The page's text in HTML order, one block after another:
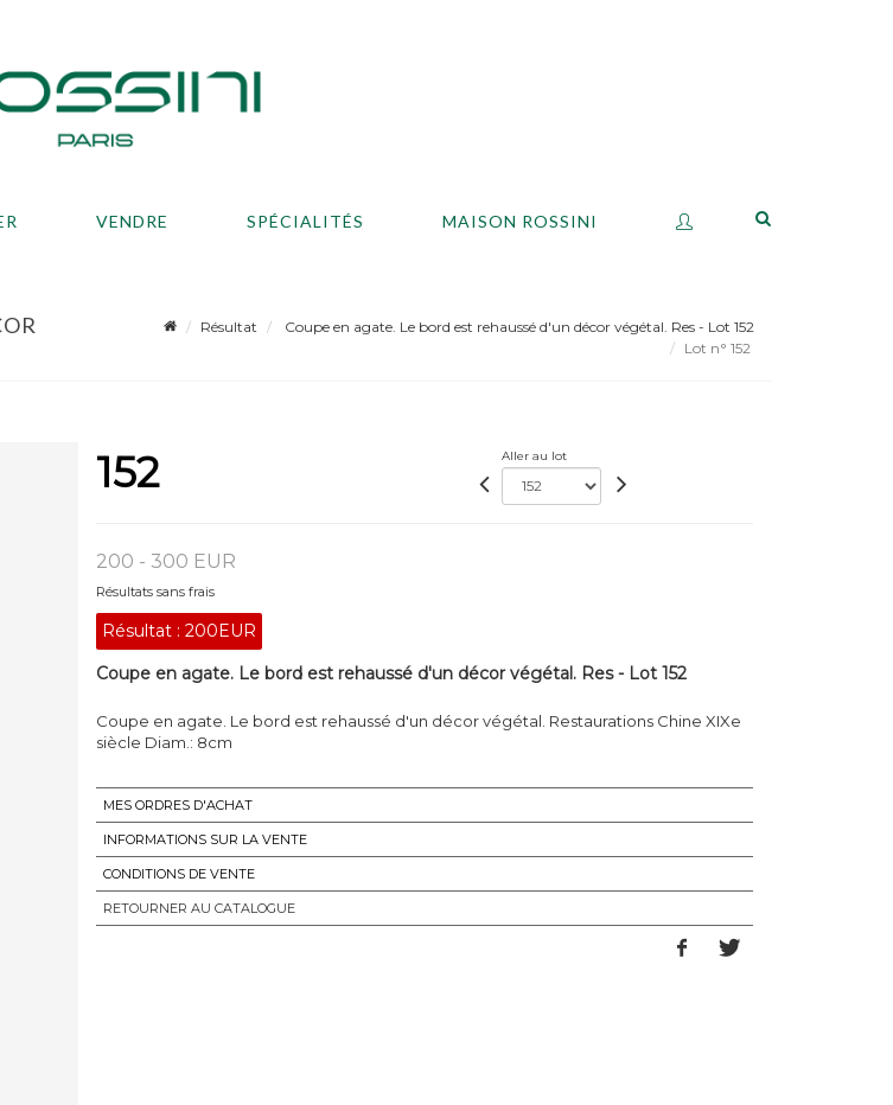
VENDRE SPÉCIALITÉS MAISON ROSSINI
Résultat
Coupe en agate. Le bord est rehaussé d'un décor végétal. Res - Lot 152
Lot n° 152
152 Aller au lot
200 - 300 EUR
Résultats sans frais
Résultat : 200EUR
Coupe en agate. Le bord est rehaussé d'un décor végétal. Res - Lot 152
Coupe en agate. Le bord est rehaussé d'un décor végétal. Restaurations Chine XIXe
siècle Diam.: 8cm
MES ORDRES D'ACHAT
INFORMATIONS SUR LA VENTE
CONDITIONS DE VENTE
RETOURNER AU CATALOGUE